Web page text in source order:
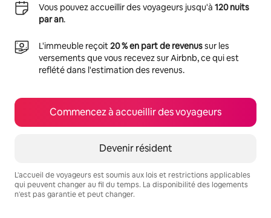
Vous pouvez accueillir des voyageurs jusqu'à 120 nuits
par an.
L'immeuble reçoit20 % en part de revenussur les
versements que vous recevez sur Airbnb, ce qui est
reflété dans l'estimation des revenus.
Commencez à accueillir des voyageurs
Devenir résident
L'accueil de voyageurs est soumis aux lois et restrictions applicables
qui peuvent changer au fil du temps. La disponibilité des logements
n'est pas garantie et peut changer.